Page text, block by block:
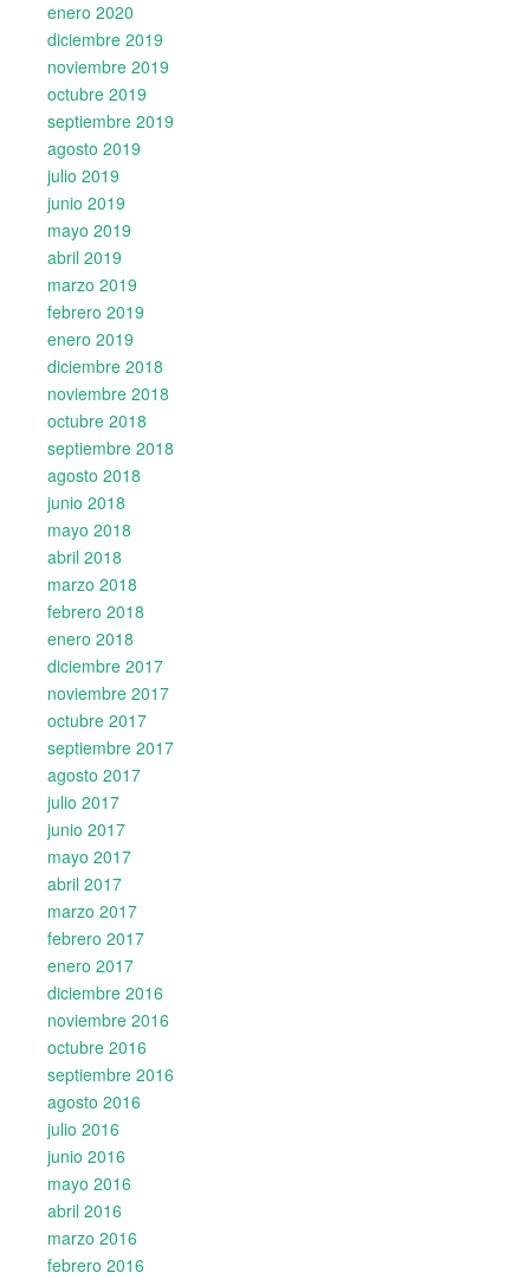
enero 2020
diciembre 2019
noviembre 2019
octubre 2019
septiembre 2019
agosto 2019
julio 2019
junio 2019
mayo 2019
abril 2019
marzo 2019
febrero 2019
enero 2019
diciembre 2018
noviembre 2018
octubre 2018
septiembre 2018
agosto 2018
junio 2018
mayo 2018
abril 2018
marzo 2018
febrero 2018
enero 2018
diciembre 2017
noviembre 2017
octubre 2017
septiembre 2017
agosto 2017
julio 2017
junio 2017
mayo 2017
abril 2017
marzo 2017
febrero 2017
enero 2017
diciembre 2016
noviembre 2016
octubre 2016
septiembre 2016
agosto 2016
julio 2016
junio 2016
mayo 2016
abril 2016
marzo 2016
febrero 2016